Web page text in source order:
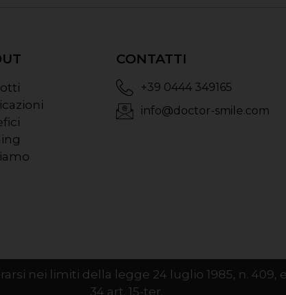
CONTATTI
+39 0444 349165
info@doctor-smile.com
nei limiti della legge 24 luglio 1985, n. 409,
34 art. 15-ter.